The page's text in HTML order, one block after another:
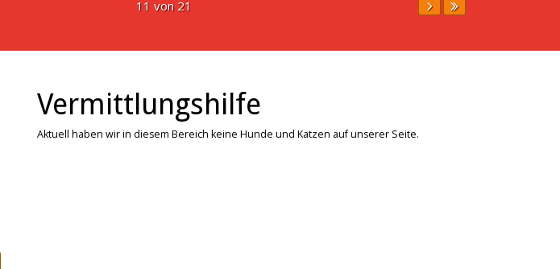
11 von 21
Vermittlungshilfe
Aktuell haben wir in diesem Bereich keine Hunde und Katzen auf unserer Seite.